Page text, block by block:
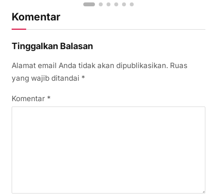
Komentar
Tinggalkan Balasan
Alamat email Anda tidak akan dipublikasikan. Ruas
yang wajib ditandai *
Komentar *